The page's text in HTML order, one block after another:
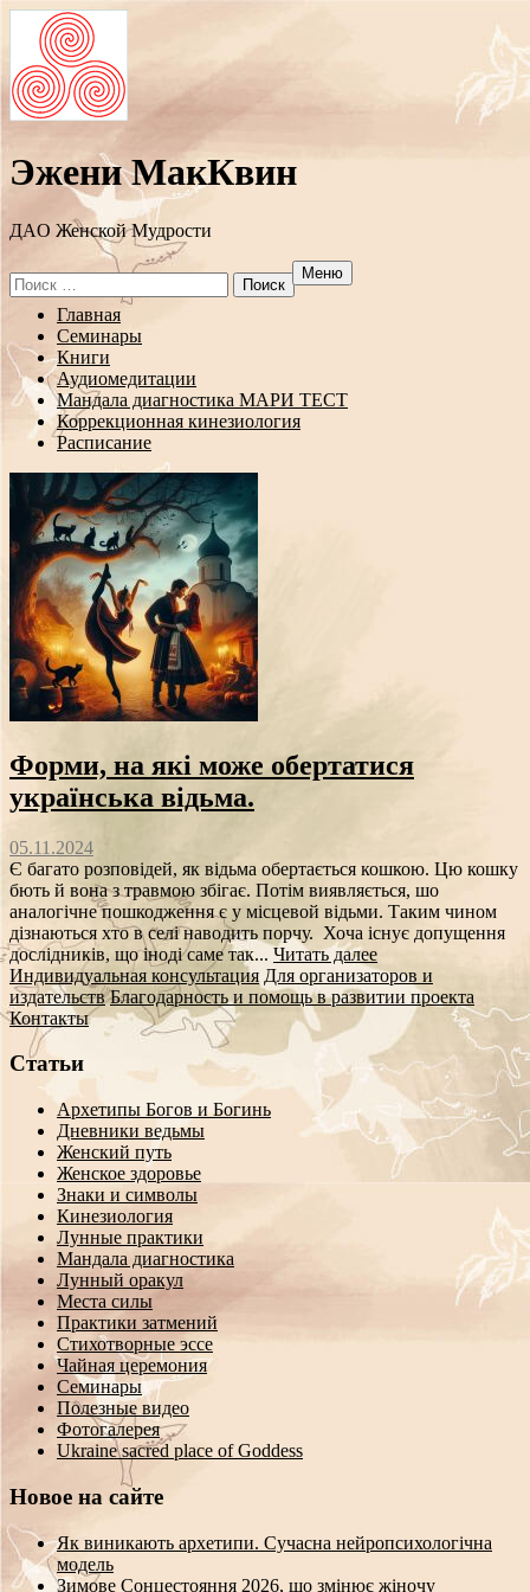
Эжени МакКвин
ДAO Женской Мудрости
Search
for:
Меню
Перейти
содержанию
Главная
Семинары
Книги
Аудиомедитации
Мандала диагностика МАРИ ТЕСТ
Коррекционная кинезиология
Расписание
Форми, на які може обертатися
українська відьма.
05.11.2024
Є багато розповідей, як відьма обертається кошкою. Цю кошку
бють й вона з травмою збігає. Потім виявляється, шо
аналогічне пошкодження є у місцевой відьми. Таким чином
дізнаються хто в селі наводить порчу. Хоча існує допущення
дослідників, що іноді саме так... Читать далее
Индивидуальная консультация Для организаторов и
издательств Благодарность и помощь в развитии проекта
Контакты
Статьи
Архетипы Богов и Богинь
Дневники ведьмы
Женский путь
Женское здоровье
Знаки и символы
Кинезиология
Лунные практики
Мандала диагностика
Лунный оракул
Места силы
Практики затмений
Стихотворные эссе
Чайная церемония
Семинары
Полезные видео
Фотогалерея
Ukraine sacred place of Goddess
Новое на сайте
Як виникають архетипи. Сучасна нейропсихологічна
модель
Зимове Сонцестояння 2026, що змінює жіночу